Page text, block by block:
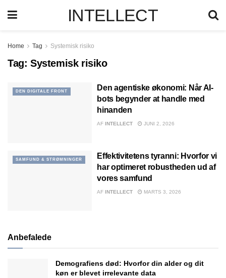
INTELLECT
Home Tag Systemisk risiko
Tag: Systemisk risiko
DEN DIGITALE FRONT
Den agentiske økonomi: Når AI-
bots begynder at handle med
hinanden
AF INTELLECT JUNI 2, 2026
SAMFUND & STRØMNINGER
Effektivitetens tyranni: Hvorfor vi
har optimeret robustheden ud af
vores samfund
AF INTELLECT MARTS 3, 2026
Anbefalede
Demografiens død: Hvorfor din alder og dit
køn er blevet irrelevante data